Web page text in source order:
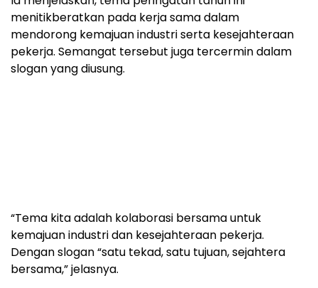
menitikberatkan pada kerja sama dalam
mendorong kemajuan industri serta kesejahteraan
pekerja. Semangat tersebut juga tercermin dalam
slogan yang diusung.
“Tema kita adalah kolaborasi bersama untuk
kemajuan industri dan kesejahteraan pekerja.
Dengan slogan “satu tekad, satu tujuan, sejahtera
bersama,” jelasnya.